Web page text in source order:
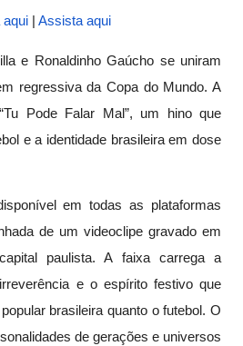
aqui Assista aqui
e Ronaldinho Gaúcho se uniram
regressiva da Copa do Mundo. A
Pode Falar Mal”, um hino que
e a identidade brasileira em dose
em todas as plataformas
de um videoclipe gravado em
paulista. A faixa carrega a
e o espírito festivo que
brasileira quanto o futebol. O
de gerações e universos